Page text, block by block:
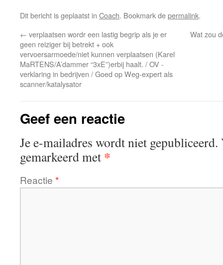
Dit bericht is geplaatst in Coach. Bookmark depermalink.
← verplaatsen wordr een lastig begrip als je er
geen reiziger bij betrekt + ook
vervoersarmoede/niet kunnen verplaatsen (Karel
MaRTENS/A’dammer “3xE”)erbij haalt. / OV -
verklaring in bedrijven / Goed op Weg-expert als
scanner/katalysator
Wat zou
Geef een reactie
Je e-mailadres wordt niet gepubliceerd.
gemarkeerd met *
Reactie *